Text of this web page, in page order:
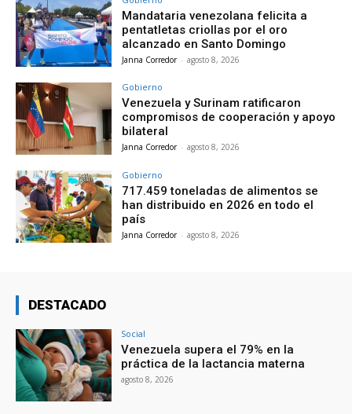
Mandataria venezolana felicita a
pentatletas criollas por el oro
alcanzado en Santo Domingo
Janna Corredor - agosto 8, 2026
Gobierno
Venezuela y Surinam ratificaron
compromisos de cooperación y apoyo
bilateral
Janna Corredor - agosto 8, 2026
Gobierno
717.459 toneladas de alimentos se
han distribuido en 2026 en todo el
país
Janna Corredor - agosto 8, 2026
DESTACADO
Social
Venezuela supera el 79% en la
práctica de la lactancia materna
agosto 8, 2026